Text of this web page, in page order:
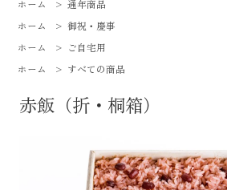
ホーム > 通年商品
ホーム
> 御祝・慶事
ホーム
> ご自宅用
ホーム
> すべての商品
赤飯（折・桐箱）